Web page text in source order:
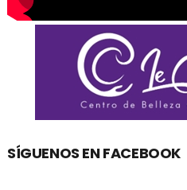
SÍGUENOS EN FACEBOOK